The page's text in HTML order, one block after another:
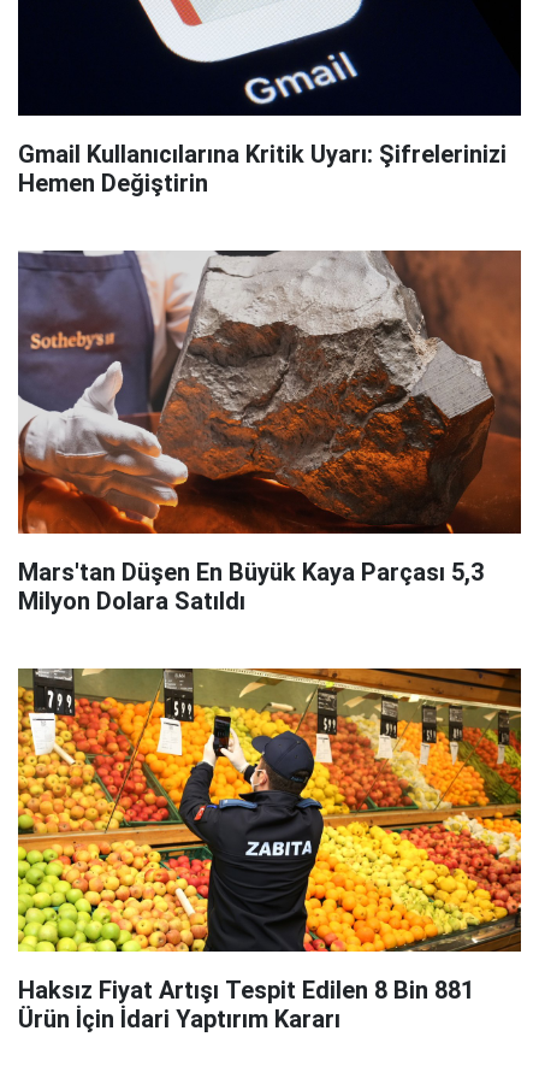
Gmail Kullanıcılarına Kritik Uyarı: Şifrelerinizi
Hemen Değiştirin
Mars'tan Düşen En Büyük Kaya Parçası 5,3
Milyon Dolara Satıldı
Haksız Fiyat Artışı Tespit Edilen 8 Bin 881
Ürün İçin İdari Yaptırım Kararı